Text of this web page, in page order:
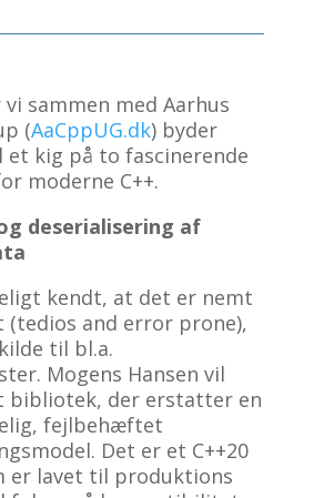
sammen med Aarhus
(AaCppUG.dk) byder
kig på to fascinerende
moderne C++.
deserialisering af
kendt, at det er nemt
(tedios and error prone),
til bl.a.
Mogens Hansen vil
bibliotek, der erstatter en
fejlbehæftet
Det er et C++20
er lavet til produktions